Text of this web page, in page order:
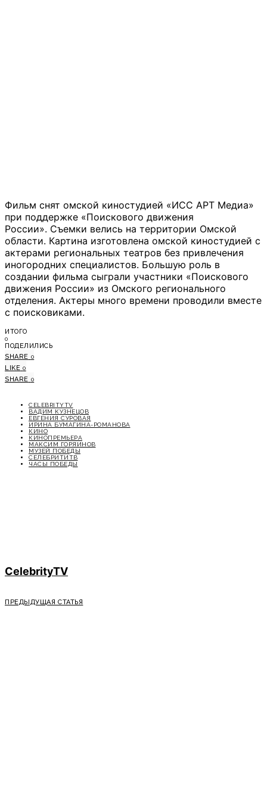
Фильм снят омской киностудией «ИСС АРТ Медиа»
при поддержке «Поискового движения
России». Съемки велись на территории Омской
области. Картина изготовлена омской киностудией с
актерами региональных театров без привлечения
иногородних специалистов. Большую роль в
создании фильма сыграли участники «Поискового
движения России» из Омского регионального
отделения. Актеры много времени проводили вместе
с поисковиками.
ИТОГО
0
ПОДЕЛИЛИСЬ
SHARE 0
LIKE 0
SHARE 0
CELEBRITYTV
ВАДИМ КУЗНЕЦОВ
ЕВГЕНИЯ СУРОВАЯ
ИРИНА БУМАГИНА-РОМАНОВА
КИНО
КИНОПРЕМЬЕРА
МАКСИМ ГОРЯИНОВ
МУЗЕЙ ПОБЕДЫ
СЕЛЕБРИТИТВ
ЧАСЫ ПОБЕДЫ
CelebrityTV
ПРЕДЫДУЩАЯ СТАТЬЯ